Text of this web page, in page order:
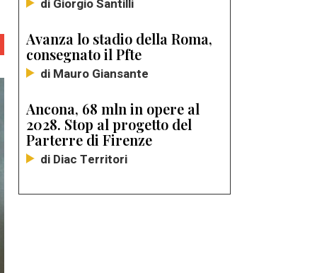
di Giorgio Santilli
Avanza lo stadio della Roma,
consegnato il Pfte
di Mauro Giansante
Ancona, 68 mln in opere al
2028. Stop al progetto del
Parterre di Firenze
di Diac Territori